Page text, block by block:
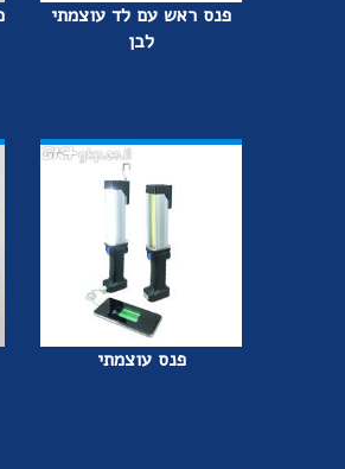
פנס ראש עם לד עוצמתי
לבן
פנס עוצמתי